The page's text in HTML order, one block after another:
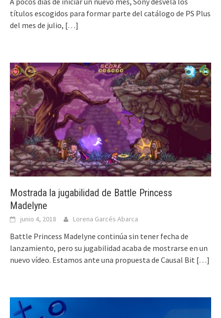
títulos escogidos para formar parte del catálogo de PS Plus
del mes de julio, […]
Mostrada la jugabilidad de Battle Princess
Madelyne
junio 4, 2018 Lorena Garcés Abarca
Battle Princess Madelyne continúa sin tener fecha de
lanzamiento, pero su jugabilidad acaba de mostrarse en un
nuevo vídeo. Estamos ante una propuesta de Causal Bit […]